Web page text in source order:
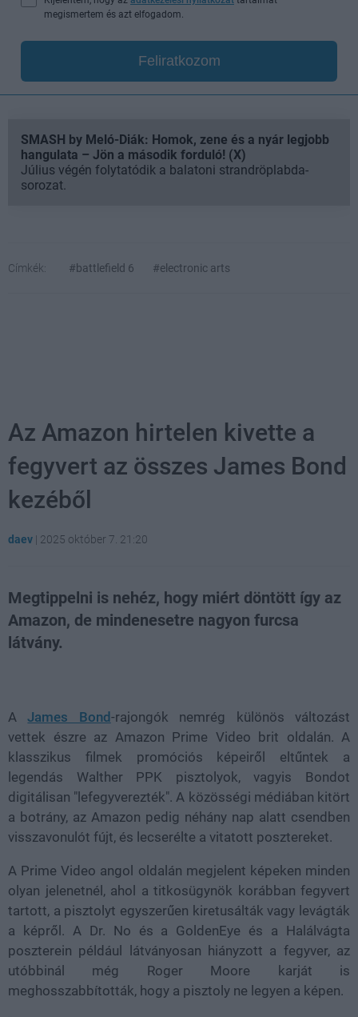
megismertem és azt elfogadom.
Feliratkozom
SMASH by Meló-Diák: Homok, zene és a nyár legjobb
hangulata – Jön a második forduló! (X)
Július végén folytatódik a balatoni strandröplabda-
sorozat.
Címkék: #battlefield 6 #electronic arts
Az Amazon hirtelen kivette a
fegyvert az összes James Bond
kezéből
daev | 2025 október 7. 21:20
Megtippelni is nehéz, hogy miért döntött így az
Amazon, de mindenesetre nagyon furcsa
látvány.
AJames Bond-rajongók nemrég különös változást
vettek észre az Amazon Prime Video brit oldalán. A
klasszikus filmek promóciós képeiről eltűntek a
legendás Walther PPK pisztolyok, vagyis Bondot
digitálisan "lefegyverezték". A közösségi médiában kitört
a botrány, az Amazon pedig néhány nap alatt csendben
visszavonulót fújt, és lecserélte a vitatott posztereket.
A Prime Video angol oldalán megjelent képeken minden
olyan jelenetnél, ahol a titkosügynök korábban fegyvert
tartott, a pisztolyt egyszerűen kiretusálták vagy levágták
a képről. A Dr. No és a GoldenEye és a Halálvágta
poszterein például látványosan hiányzott a fegyver, az
utóbbinál még Roger Moore karját is
meghosszabbították, hogy a pisztoly ne legyen a képen.